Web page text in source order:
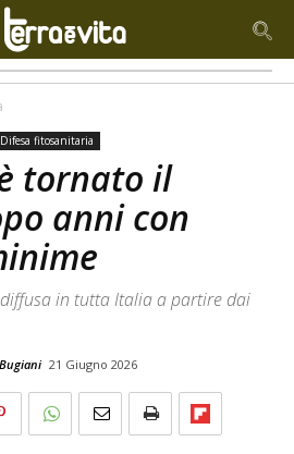
Difesa fitosanitaria
tornato il
anni con
in tutta Italia a partire dai
21 Giugno 2026